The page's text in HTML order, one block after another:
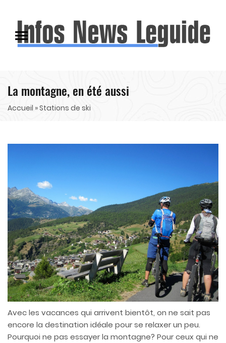
La montagne, en été aussi
Accueil » Stations de ski
Avec les vacances qui arrivent bientôt, on ne sait pas
encore la destination idéale pour se relaxer un peu.
Pourquoi ne pas essayer la montagne? Pour ceux qui ne